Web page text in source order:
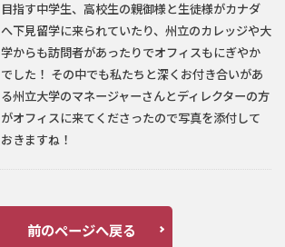
目指す中学生、高校生の親御様と生徒様がカナダ
へ下見留学に来られていたり、州立のカレッジや大
学からも訪問者があったりでオフィスもにぎやか
でした！ その中でも私たちと深くお付き合いがあ
る州立大学のマネージャーさんとディレクターの方
がオフィスに来てくださったので写真を添付して
おきますね！
前のページへ戻る